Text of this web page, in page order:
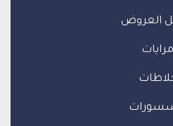
العروض
مرايات